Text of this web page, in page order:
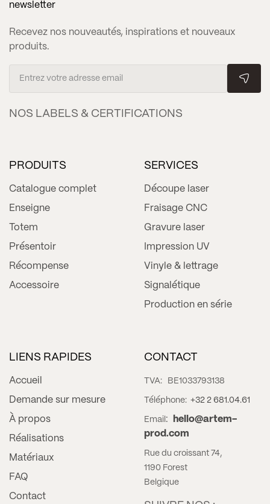
newsletter
Recevez nos nouveautés, inspirations et nouveaux
produits.
NOS LABELS & CERTIFICATIONS
PRODUITS
Catalogue complet
Enseigne
Totem
Présentoir
Récompense
Accessoire
SERVICES
Découpe laser
Fraisage CNC
Gravure laser
Impression UV
Vinyle & lettrage
Signalétique
Production en série
LIENS RAPIDES
Accueil
Demande sur mesure
À propos
Réalisations
Matériaux
FAQ
Contact
CONTACT
TVA: BE1033793138
Téléphone: +32 2 681.04.61
Email :
hello@artem-
prod.com
Rue du croissant 74,
1190 Forest
Belgique